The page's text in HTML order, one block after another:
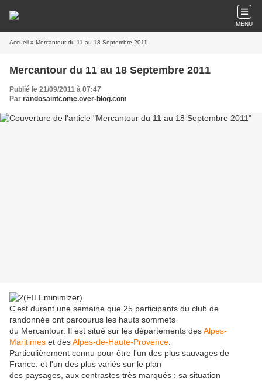
MENU
Accueil » Mercantour du 11 au 18 Septembre 2011
Mercantour du 11 au 18 Septembre 2011
Publié le 21/09/2011 à 07:47
Par randosaintcome.over-blog.com
C'est durant une semaine que 25 participants du club de
randonnée ont parcourus les hauts sommets
du Mercantour. Il est situé sur les départements desAlpes-
Maritimes et desAlpes-de-Haute-Provence
Particulièrement connu pour être l'un des plus sauvages de
France, et l'un des plus variés sur le plan
des paysages, aux contrastes très marqués : sa situation